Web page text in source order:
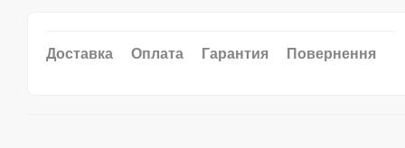
Доставка Оплата Гарантия Повернення